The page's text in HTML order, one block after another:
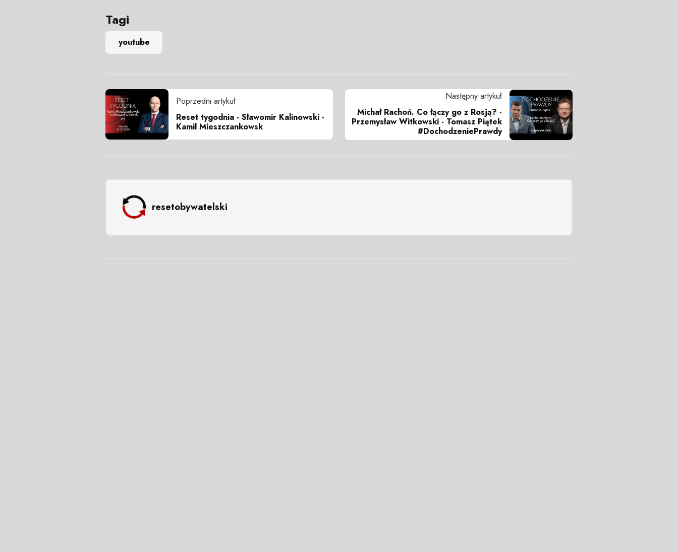
Tagi
youtube
Poprzedni artykuł
Reset tygodnia - Sławomir Kalinowski -
Kamil Mieszczankowsk
Następny artykuł
Michał Rachoń. Co łączy go z Rosją? -
Przemysław Witkowski - Tomasz Piątek
#DochodzeniePrawdy
resetobywatelski